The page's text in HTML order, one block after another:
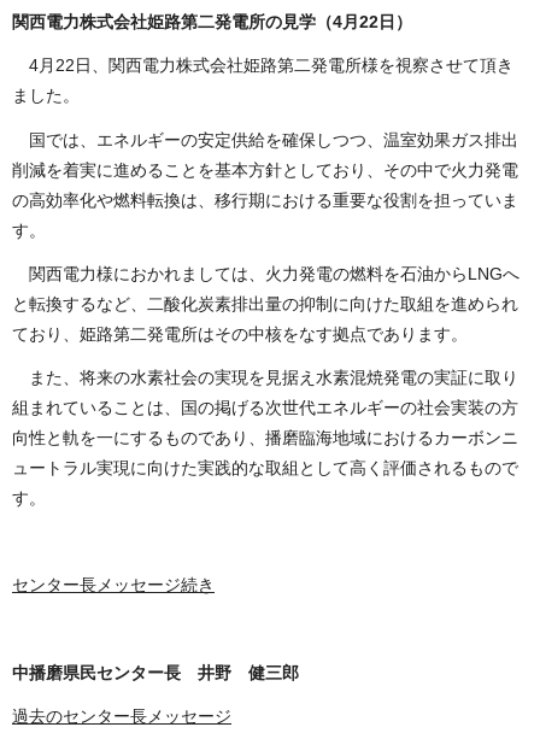
関西電力株式会社姫路第二発電所の見学（4月22日）
4月22日、関西電力株式会社姫路第二発電所様を視察させて頂き
ました。
国では、エネルギーの安定供給を確保しつつ、温室効果ガス排出
削減を着実に進めることを基本方針としており、その中で火力発電
の高効率化や燃料転換は、移行期における重要な役割を担っていま
す。
関西電力様におかれましては、火力発電の燃料を石油からLNGへ
と転換するなど、二酸化炭素排出量の抑制に向けた取組を進められ
ており、姫路第二発電所はその中核をなす拠点であります。
また、将来の水素社会の実現を見据え水素混焼発電の実証に取り
組まれていることは、国の掲げる次世代エネルギーの社会実装の方
向性と軌を一にするものであり、播磨臨海地域におけるカーボンニ
ュートラル実現に向けた実践的な取組として高く評価されるもので
す。
センター長メッセージ続き
中播磨県民センター長 井野 健三郎
過去のセンター長メッセージ